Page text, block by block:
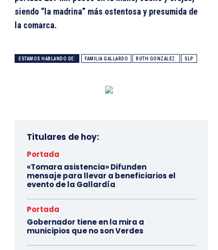
siendo “la madrina” más ostentosa y presumida de
la comarca.
ESTAMOS HABLANDO DE: FAMILIA GALLARDO RUTH GONZÁLEZ. SLP
Titulares de hoy:
Portada
«Tomara asistencia» Difunden
mensaje para llevar a beneficiarios el
evento de la Gallardía
Portada
Gobernador tiene en la mira a
municipios que no son Verdes